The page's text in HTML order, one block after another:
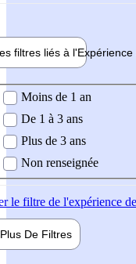
filtres liés à l'Expérience
demandée
Moins de 1 an
De 1 à 3 ans
Plus de 3 ans
Non renseignée
le filtre de l'expérience
Plus De Filtres